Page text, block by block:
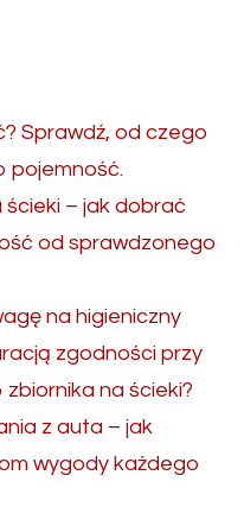
Sprawdź, od czego
pojemność.
– jak dobrać
od sprawdzonego
na higieniczny
zgodności przy
na ścieki?
z auta – jak
wygody każdego